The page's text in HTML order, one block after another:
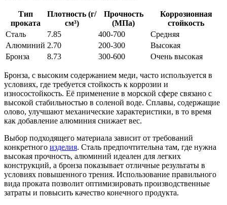
Тип
проката
Плотность (г/
см³)
Прочность
(МПа)
Коррозионная
стойкость
Сталь
7.85 400-700
Средняя
Алюминий 2.70 200-300
Высокая
Бронза
8.73 300-600 Очень высокая
Бронза, с высоким содержанием меди, часто используется в
условиях, где требуется стойкость к коррозии и
износостойкость. Её применение в морской сфере связано с
высокой стабильностью в соленой воде. Сплавы, содержащие
олово, улучшают механические характеристики, в то время
как добавление алюминия снижает вес.
Выбор подходящего материала зависит от требований
конкретного изделия. Сталь предпочтительна там, где нужна
высокая прочность, алюминий идеален для легких
конструкций, а бронза показывает отличные результаты в
условиях повышенного трения. Использование правильного
вида проката позволит оптимизировать производственные
затраты и повысить качество конечного продукта.